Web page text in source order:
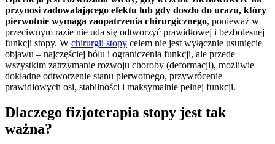
przynosi zadowalającego efektu lub gdy doszło do urazu, który
pierwotnie wymaga zaopatrzenia chirurgicznego, ponieważ w
przeciwnym razie nie uda się odtworzyć prawidłowej i bezbolesnej
funkcji stopy. W chirurgii stopy celem nie jest wyłącznie usunięcie
objawu – najczęściej bólu i ograniczenia funkcji, ale przede
wszystkim zatrzymanie rozwoju choroby (deformacji), możliwie
dokładne odtworzenie stanu pierwotnego, przywrócenie
prawidłowych osi, stabilności i maksymalnie pełnej funkcji.
Dlaczego fizjoterapia stopy jest tak
ważna?